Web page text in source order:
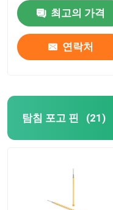
최고의 가격
연락처
탐침 포고 핀 (21)